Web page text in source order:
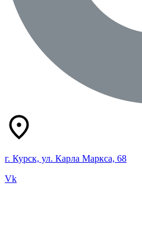
г. Курск, ул. Карла Маркса, 68
Vk